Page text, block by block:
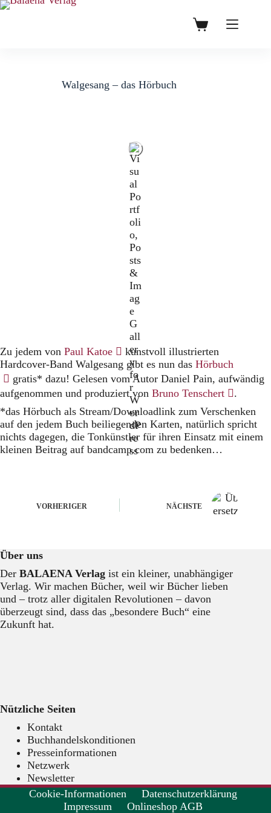
Zum
Warenkorb
Walgesang – das Hörbuch
Zu jedem von Paul Katoe(Öffnet
in
einem
neuen
Tab)
kunstvoll illustrierten
Hardcover-Band Walgesang gibt es nun das Hörbuch
in
Tab)
gratis* dazu! Gelesen vom Autor Daniel Pain, aufwändig
aufgenommen und produziert von Bruno Tenschert(Öffnet
einem
neuen
Tab)
.
*das Hörbuch als Stream/Downloadlink zum Verschenken
auf den jedem Buch beiliegenden Karten, natürlich spricht
nichts dagegen, die Tonkünstler für ihren Einsatz mit einem
kleinen Beitrag auf bandcamp.com zu bedenken…
VORHERIGER NÄCHSTE
Über uns
Der BALAENA Verlag ist ein kleiner, unabhängiger
Verlag. Wir machen Bücher, weil wir Bücher lieben
und – trotz aller digitalen Revolutionen – davon
überzeugt sind, dass das „besondere Buch“ eine
Zukunft hat.
Nützliche Seiten
Kontakt
Buchhandelskonditionen
Presseinformationen
Netzwerk
Newsletter
Cookie-Informationen
Datenschutzerklärung
Impressum
Onlineshop AGB